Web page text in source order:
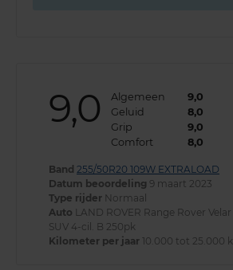
9,0 Algemeen
9,0
Geluid
8,0
Grip
9,0
Comfort
8,0
Band 255/50R20 109W EXTRALOAD
Datum beoordeling 9 maart 2023
Type rijder Normaal
Auto
LAND ROVER Range Rover
SUV 4-cil. B 250pk
Kilometer per jaar 10.000 tot 25.000